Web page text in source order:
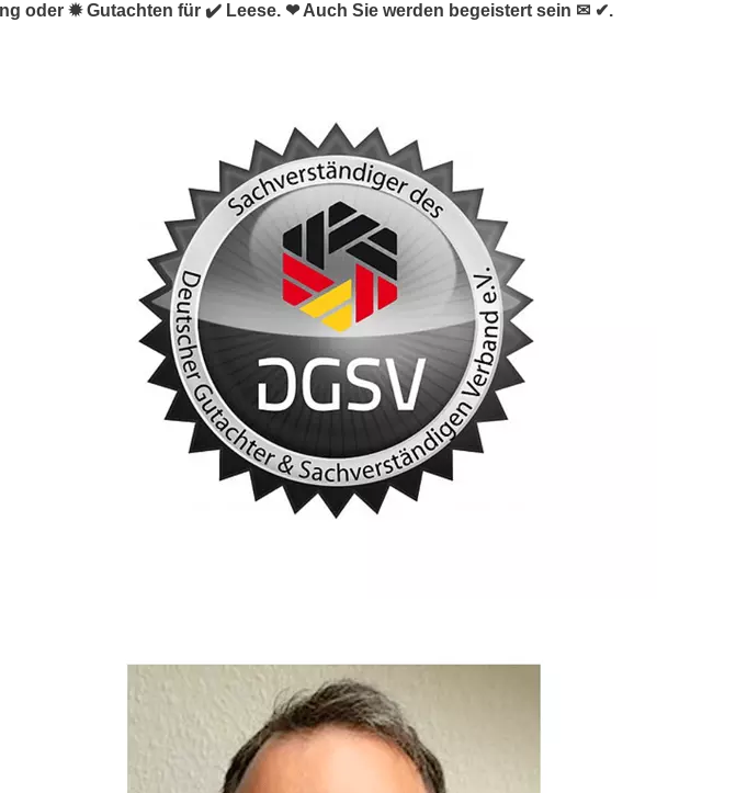
oder ✹ Gutachten für ✔️ Leese. ❤ Auch Sie werden begeistert sein ✉ ✔.